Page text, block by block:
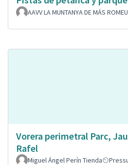
AAVV LA MUNTANYA DE MÁS ROMEU
Vorera perimetral Parc,
Rafel
Miguel Ángel Perín Tienda